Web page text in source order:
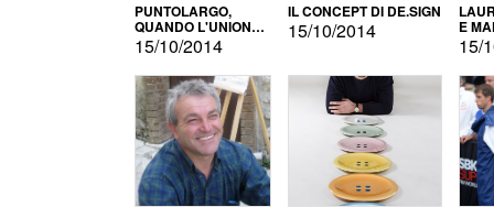
PUNTOLARGO,
QUANDO L'UNIONE
FA LA FORZA E
VINCE
15/10/2014
IL CONCEPT DI DE.SIGN
15/10/2014 E
15/